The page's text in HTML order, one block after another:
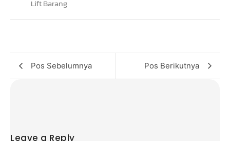
Pos Sebelumnya Pos Berikutnya
Leave a Reply